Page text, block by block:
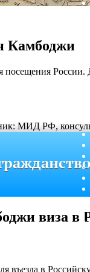
Камбоджи
посещения
МИД РФ,
виза в
въезда в